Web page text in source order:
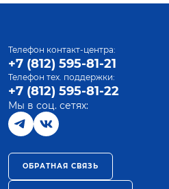
Телефон контакт-центра:
+7 (812) 595-81-21
Телефон тех. поддержки:
+7 (812) 595-81-22
Мы в соц. сетях:
ОБРАТНАЯ СВЯЗЬ